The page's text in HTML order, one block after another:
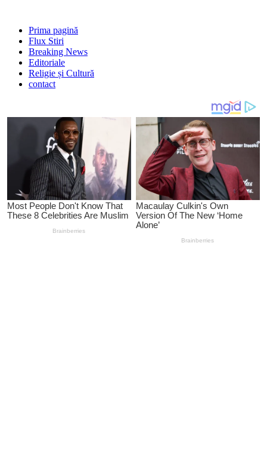
Prima pagină
Flux Stiri
Breaking News
Editoriale
Religie și Cultură
contact